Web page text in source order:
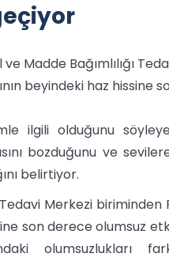
Madde Bağımlılığı
beyindeki haz hissine
ilgili olduğunu
bozduğunu ve
belirtiyor.
Merkezi biriminden
son derece olumsuz
olumsuzlukları